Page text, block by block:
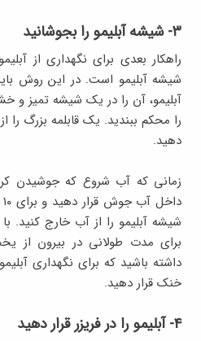
۳- شیشه آبلیمو را بجوشانید
راهکار بعدی برای نگهداری از
شیشه آبلیمو است. در این روش
آبلیمو، آن را در یک شیشه تمیز
را محکم ببندید. یک قابلمه بزرگ را
دهید.
زمانی که آب شروع که جوشیدن
شیشه آبلیمو را از آب خارج کنید.
برای مدت طولانی در بیرون از
داشته باشید که برای نگهداری
خنک قرار دهید.
۴- آبلیمو را در فریزر قرار دهید